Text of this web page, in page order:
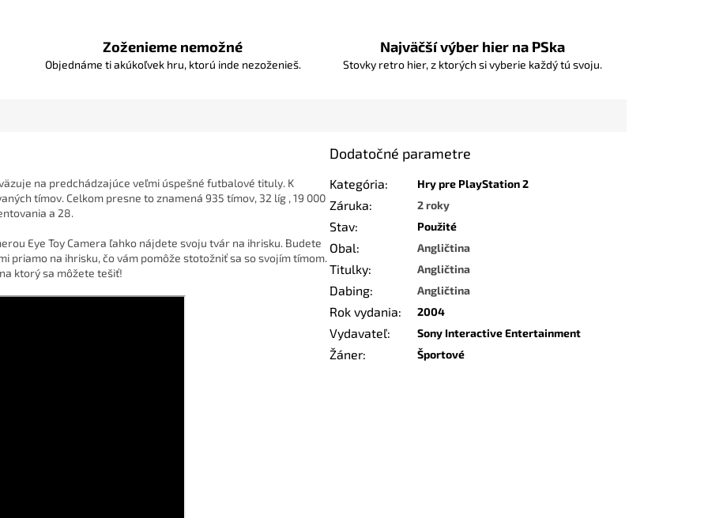
Zoženieme nemožné
Objednáme ti akúkoľvek hru, ktorú inde nezoženieš.
Najväčší výber hier na PSka
Stovky retro hier, z ktorých si vyberie každý tú svoju.
na predchádzajúce veľmi úspešné futbalové tituly. K
tímov. Celkom presne to znamená 935 tímov, 32 líg , 19 000
a 28.
Eye Toy Camera ľahko nájdete svoju tvár na ihrisku. Budete
priamo na ihrisku, čo vám pomôže stotožniť sa so svojím tímom.
ktorý sa môžete tešiť!
Dodatočné parametre
Kategória: Hry pre PlayStation 2
Záruka: 2 roky
Stav: Použité
Obal: Angličtina
Titulky: Angličtina
Dabing: Angličtina
Rok vydania: 2004
Vydavateľ: Sony Interactive Entertainment
Žáner: Športové